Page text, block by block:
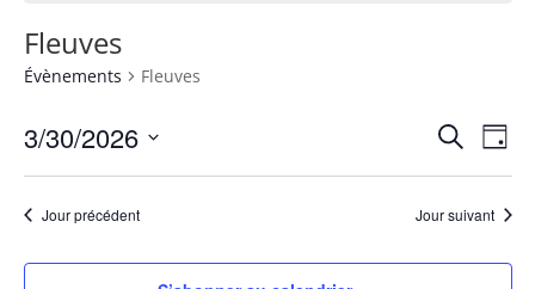
Fleuves
Évènements Fleuves
et
de
vues
Recherche
de
Jour
3/30/2026
date.Jour précédent Jour suivant